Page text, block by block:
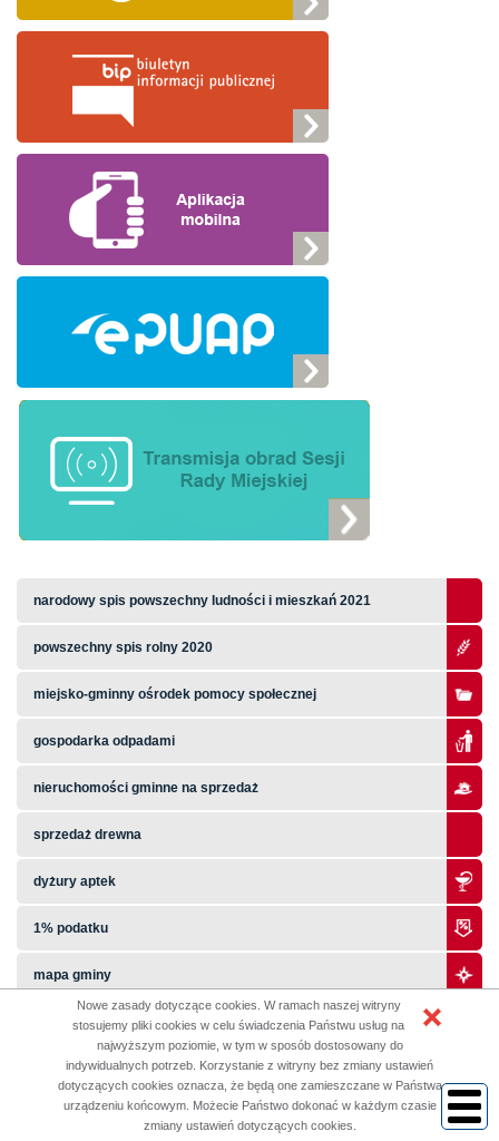
narodowy spis powszechny ludności i mieszkań 2021
powszechny spis rolny 2020
miejsko-gminny ośrodek pomocy społecznej
gospodarka odpadami
nieruchomości gminne na sprzedaż
sprzedaż drewna
dyżury aptek
1% podatku
mapa gminy
inwestycje
punkt wsparcia psychoterapeutycznego
dla niesłyszących
Nowe zasady dotyczące cookies. W ramach naszej witryny
stosujemy pliki cookies w celu świadczenia Państwu usług na
najwyższym poziomie, w tym w sposób dostosowany do
indywidualnych potrzeb. Korzystanie z witryny bez zmiany ustawień
dotyczących cookies oznacza, że będą one zamieszczane w Państwa
urządzeniu końcowym. Możecie Państwo dokonać w każdym czasie
zmiany ustawień dotyczących cookies.